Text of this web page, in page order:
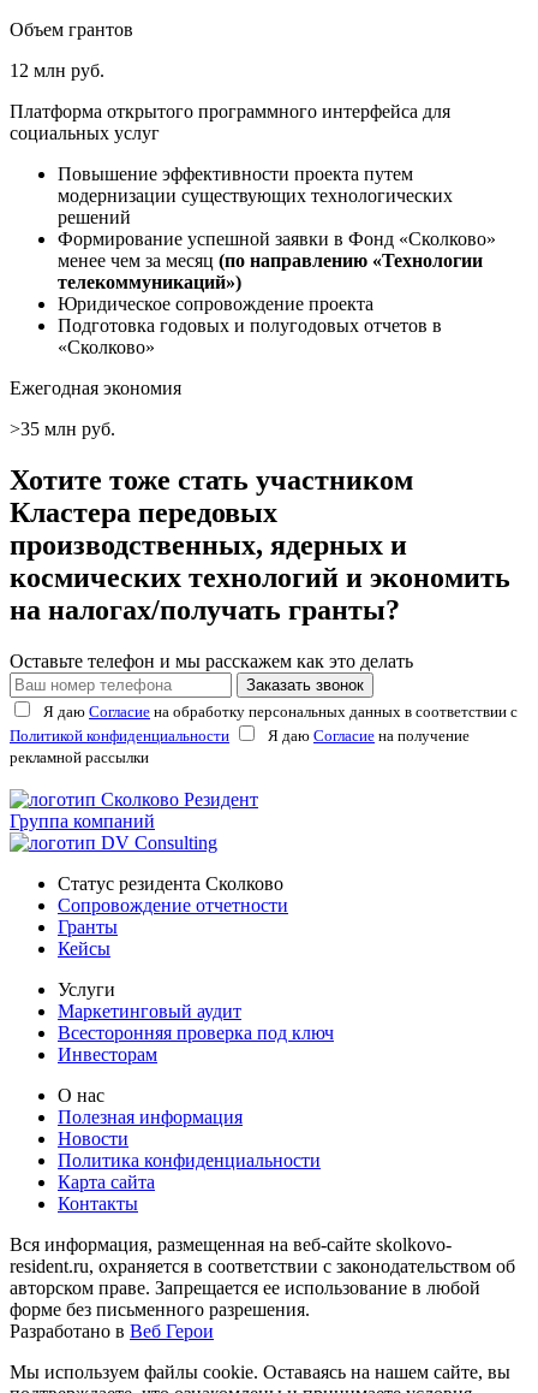
Объем грантов
12 млн руб.
Платформа открытого программного интерфейса для
социальных услуг
Повышение эффективности проекта путем
модернизации существующих технологических
решений
Формирование успешной заявки в Фонд «Сколково»
менее чем за месяц (по направлению «Технологии
телекоммуникаций»)
Юридическое сопровождение проекта
Подготовка годовых и полугодовых отчетов в
«Сколково»
Ежегодная экономия
>35 млн руб.
Хотите тоже стать участником
Кластера передовых
производственных, ядерных и
космических технологий и экономить
на налогах/получать гранты?
Оставьте телефон и мы расскажем как это делать
Заказать звонок
Я даю Согласие на обработку персональных данных в соответствии с
Политикой конфиденциальности
Я даю Согласие на получение
рекламной рассылки
Группа компаний
Статус резидента Сколково
Сопровождение отчетности
Гранты
Кейсы
Услуги
Маркетинговый аудит
Всесторонняя проверка под ключ
Инвесторам
О нас
Полезная информация
Новости
Политика конфиденциальности
Карта сайта
Контакты
Вся информация, размещенная на веб-сайте skolkovo-
resident.ru, охраняется в соответствии с законодательством об
авторском праве. Запрещается ее использование в любой
форме без письменного разрешения.
Разработано в Веб Герои
Мы используем файлы cookie. Оставаясь на нашем сайте, вы